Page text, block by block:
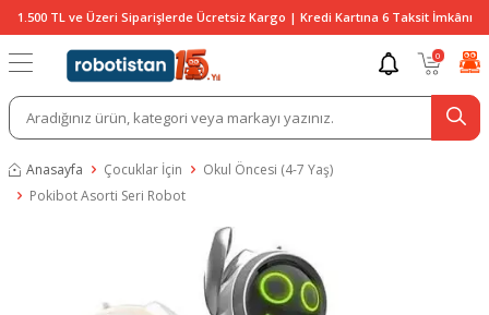
1.500 TL ve Üzeri Siparişlerde Ücretsiz Kargo | Kredi Kartına 6 Taksit İmkânı
0
Anasayfa Çocuklar İçin
Okul Öncesi (4-7 Yaş)
Pokibot Asorti Seri Robot